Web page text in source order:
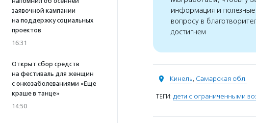
заявочной кампании
на поддержку социальных
проектов
16:31
Открыт сбор средств
на фестиваль для женщин
с онкозаболеваниями «Еще
краше в танце»
14:50
информация и
вопросу в
достигнем
Кинель, Самарская обл.
ТЕГИ: дети с ограниченными